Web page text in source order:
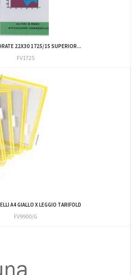
22X30 1725/15 SUPERIOR...
FV1725
A4 GIALLO X LEGGIO TARIFOLD
FV9900/G